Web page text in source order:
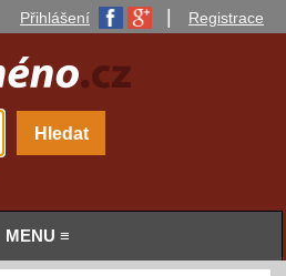
Přihlášení Registrace
MENU ≡